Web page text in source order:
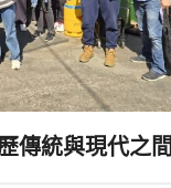
傳統與現代之間